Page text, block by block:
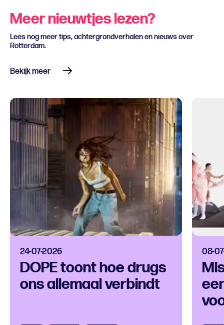
Meer nieuwtjes lezen?
Lees nog meer tips, achtergrondverhalen en nieuws over
Rotterdam.
Bekijk meer
24-07-2026
DOPE toont hoe drugs
ons allemaal verbindt
08-